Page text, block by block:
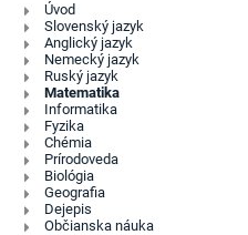
Digitálny
obsah
Úvod
Slovenský jazyk
Anglický jazyk
Nemecký jazyk
Ruský jazyk
Matematika
Informatika
Fyzika
Chémia
Prírodoveda
Biológia
Geografia
Dejepis
Občianska náuka